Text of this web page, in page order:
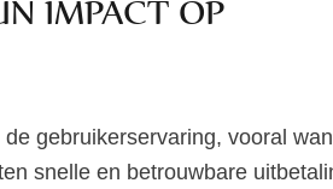
IMPACT OP
gebruikerservaring, vooral
snelle en betrouwbare